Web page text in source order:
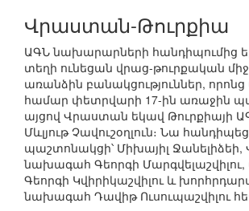
Վրաստան-Թուրքիա
ԱԳՆ նախարարների հանդիպումից
տեղի ունեցան վրաց-թուրքական
առանձին բանակցություններ, որոնց
համար փետրվարի 17-ին առաջին
այցով Վրաստան եկավ Թուրքիայի
Մևլյութ Չավուշօղլուն։ Նա
պաշտոնակցի՝ Միխայիլ
նախագահ Գեորգի
Գեորգի Կվիրիկաշվիլու և
նախագահ Դավիթ Ուսուպաշվիլու